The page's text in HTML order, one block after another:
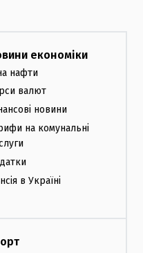
економіки
нафти
валют
новини
на комунальні
в Україні